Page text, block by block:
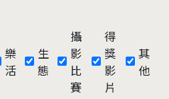
樂
活
生
態
攝
影
比
賽
得
獎
影
片
其
他